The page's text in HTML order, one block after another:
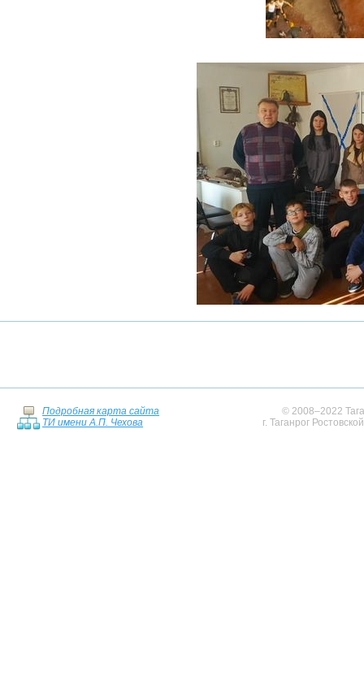
Подробная карта сайта
ТИ имени А.П. Чехова
© 2008–2022
г. Таганрог